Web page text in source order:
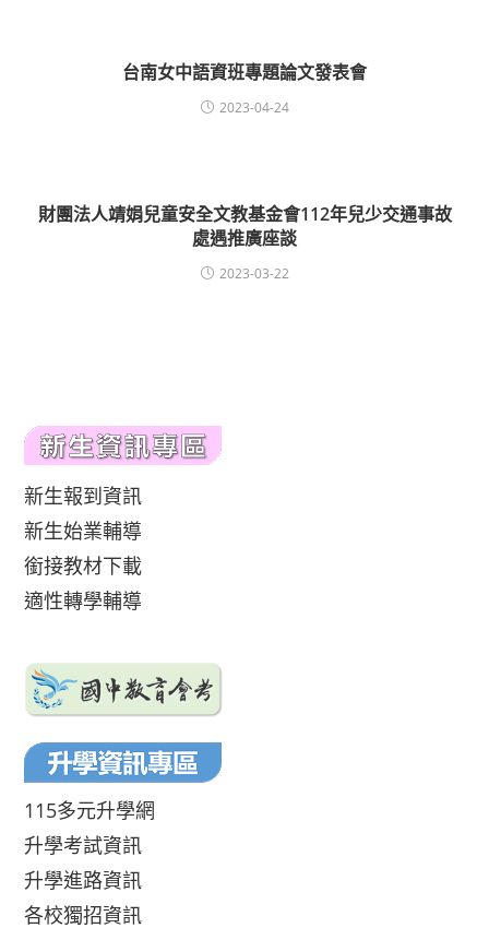
台南女中語資班專題論文發表會
2023-04-24
財團法人靖娟兒童安全文教基金會112年兒少交通事故
處遇推廣座談
2023-03-22
新生報到資訊
新生始業輔導
銜接教材下載
適性轉學輔導
115多元升學網
升學考試資訊
升學進路資訊
各校獨招資訊